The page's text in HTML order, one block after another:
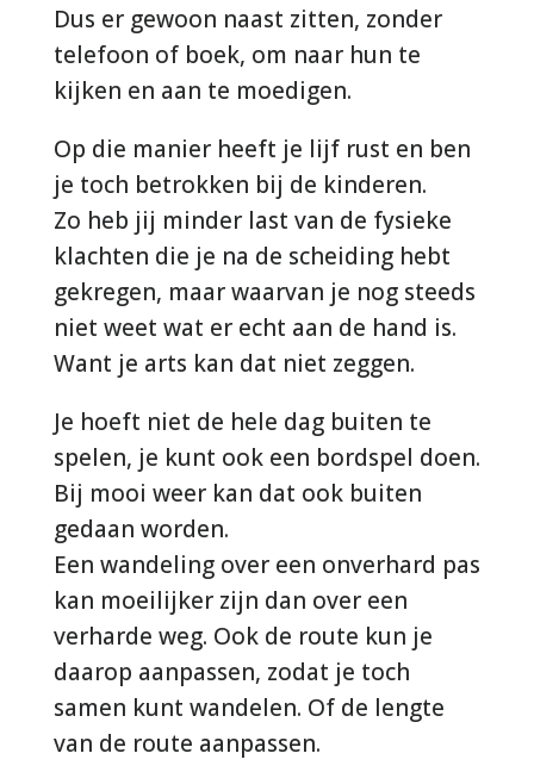
Dus er gewoon naast zitten, zonder
telefoon of boek, om naar hun te
kijken en aan te moedigen.
Op die manier heeft je lijf rust en ben
je toch betrokken bij de kinderen.
Zo heb jij minder last van de fysieke
klachten die je na de scheiding hebt
gekregen, maar waarvan je nog steeds
niet weet wat er echt aan de hand is.
Want je arts kan dat niet zeggen.
Je hoeft niet de hele dag buiten te
spelen, je kunt ook een bordspel doen.
Bij mooi weer kan dat ook buiten
gedaan worden.
Een wandeling over een onverhard pas
kan moeilijker zijn dan over een
verharde weg. Ook de route kun je
daarop aanpassen, zodat je toch
samen kunt wandelen. Of de lengte
van de route aanpassen.